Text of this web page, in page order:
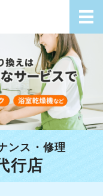
式会社保全工
ンス・修理
行店